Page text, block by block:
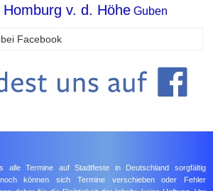
Homburg v. d. Höhe Guben
Facebook
alle Termine auf Stadtfeste in Deutschland sorgfältig
können sich Termine verschieben oder Fehler